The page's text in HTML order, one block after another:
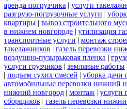
аренда погрузчика | услуги
разгрузо-погрузочные услуги |
квартиры | вывоз строительного
в нижнем новгороде | утилизация
транспортные услуги | монтаж
такелажников | газель перевозки
воздушно-пузырьковая пленка |
услуги грузчиков | земляные работы
| подъем сухих смесей | уборка дачи
автомобильные перевозки нижний
нижний новгород | монтаж | услуги
сборщиков | газель перевозки